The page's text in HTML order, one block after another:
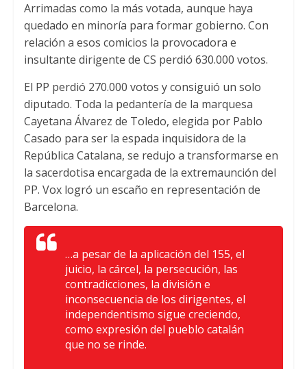
Arrimadas como la más votada, aunque haya
quedado en minoría para formar gobierno. Con
relación a esos comicios la provocadora e
insultante dirigente de CS perdió 630.000 votos.
El PP perdió 270.000 votos y consiguió un solo
diputado. Toda la pedantería de la marquesa
Cayetana Álvarez de Toledo, elegida por Pablo
Casado para ser la espada inquisidora de la
República Catalana, se redujo a transformarse en
la sacerdotisa encargada de la extremaunción del
PP. Vox logró un escaño en representación de
Barcelona.
…a pesar de la aplicación del 155, el
juicio, la cárcel, la persecución, las
contradicciones, la división e
inconsecuencia de los dirigentes, el
independentismo sigue creciendo,
como expresión del pueblo catalán
que no se rinde.